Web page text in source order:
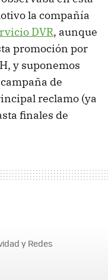
la compañía
DVR, aunque
promoción por
, y suponemos
de
reclamo (ya
finales de
y Redes